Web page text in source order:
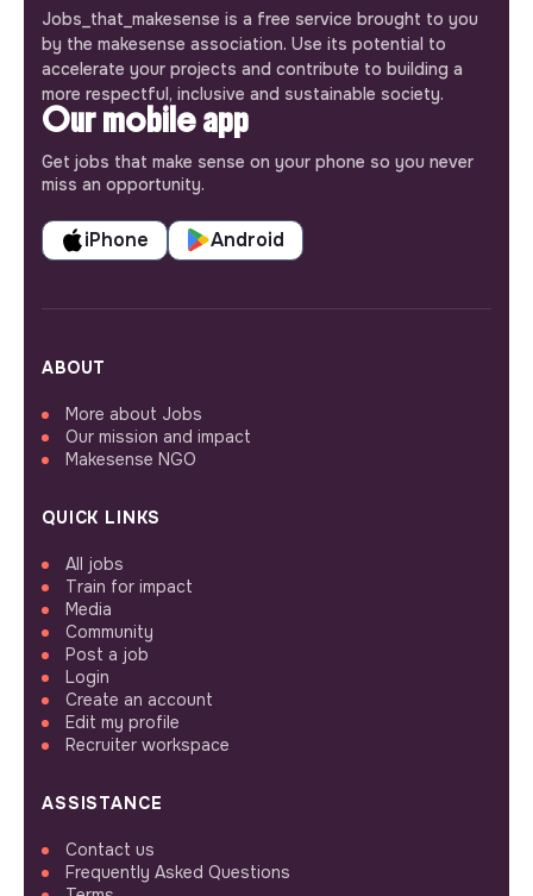
Jobs_that_makesense is a free service brought to you
by the makesense association. Use its potential to
accelerate your projects and contribute to building a
more respectful, inclusive and sustainable society.
Our mobile app
Get jobs that make sense on your phone so you never
miss an opportunity.
iPhone Android
ABOUT
More about Jobs
Our mission and impact
Makesense NGO
QUICK LINKS
All jobs
Train for impact
Media
Community
Post a job
Login
Create an account
Edit my profile
Recruiter workspace
ASSISTANCE
Contact us
Frequently Asked Questions